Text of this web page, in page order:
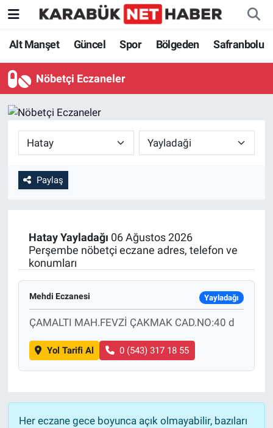
Alt Manşet Güncel Spor Bölgeden Safranbolu
Nöbetçi Eczaneler
Paylaş
Hatay Yayladağı 06 Ağustos 2026
Perşembe nöbetçi eczane adres, telefon ve
konumları
Mehdi Eczanesi Yayladağı
ÇAMALTI MAH.FEVZİ ÇAKMAK CAD.NO:40 d
Yol Tarifi Al 0 (543) 317 18 55
Her eczane gece boyunca açık olmayabilir, bazıları